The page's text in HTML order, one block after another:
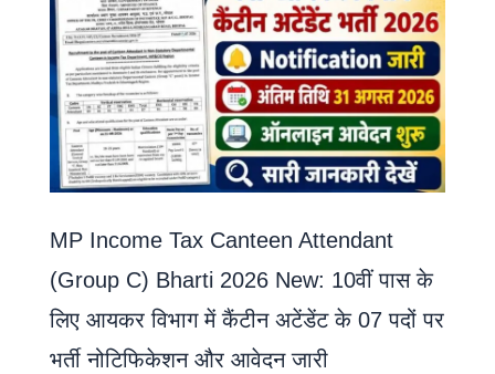
MP Income Tax Canteen Attendant
(Group C) Bharti 2026 New: 10वीं पास के
लिए आयकर विभाग में कैंटीन अटेंडेंट के 07 पदों पर
भर्ती नोटिफिकेशन और आवेदन जारी